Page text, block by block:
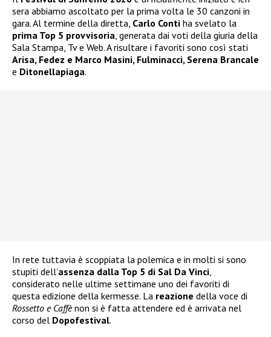
sera abbiamo ascoltato per la prima volta le 30 canzoni in
gara. Al termine della diretta, Carlo Conti ha svelato la
prima Top 5 provvisoria , generata dai voti della giuria della
Sala Stampa, Tv e Web. A risultare i favoriti sono così stati
Arisa, Fedez e Marco Masini, Fulminacci, Serena Brancale
e Ditonellapiaga.
In rete tuttavia è scoppiata la polemica e in molti si sono
stupiti dell’assenza dalla Top 5 di Sal Da Vinci
considerato nelle ultime settimane uno dei favoriti di
questa edizione della kermesse. La reazione della voce di
Rossetto e Caffènon si è fatta attendere ed è arrivata nel
corso del Dopofestival.